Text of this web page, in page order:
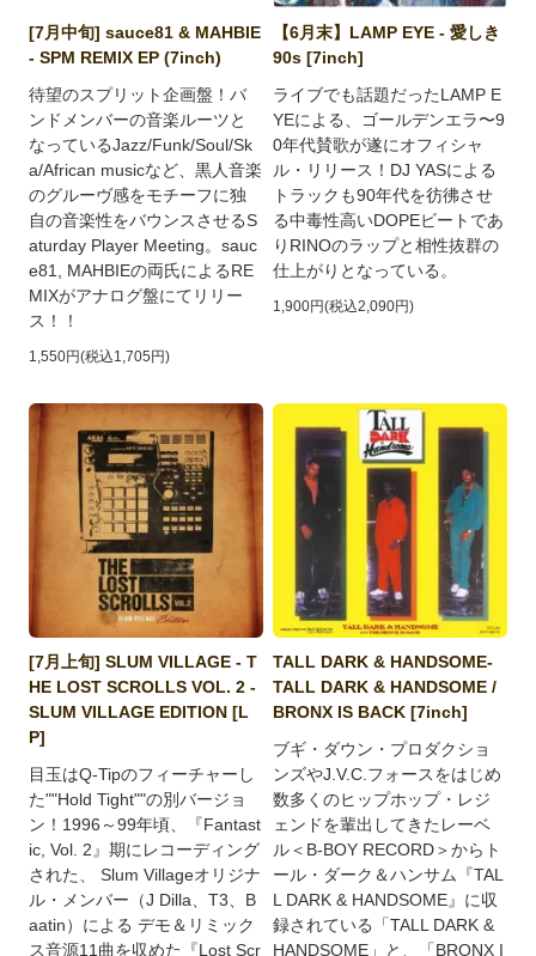
[7月中旬] sauce81 & MAHBIE
- SPM REMIX EP (7inch)
待望のスプリット企画盤！バ
ンドメンバーの音楽ルーツと
なっているJazz/Funk/Soul/Sk
a/African musicなど、黒人音楽
のグルーヴ感をモチーフに独
自の音楽性をバウンスさせるS
aturday Player Meeting。sauc
e81, MAHBIEの両氏によるRE
MIXがアナログ盤にてリリー
ス！！
1,550円(税込1,705円)
【6月末】LAMP EYE - 愛しき
90s [7inch]
ライブでも話題だったLAMP E
YEによる、ゴールデンエラ〜9
0年代賛歌が遂にオフィシャ
ル・リリース！DJ YASによる
トラックも90年代を彷彿させ
る中毒性高いDOPEビートであ
りRINOのラップと相性抜群の
仕上がりとなっている。
1,900円(税込2,090円)
[7月上旬] SLUM VILLAGE - T
HE LOST SCROLLS VOL. 2 -
SLUM VILLAGE EDITION [L
P]
目玉はQ-Tipのフィーチャーし
た""Hold Tight""の別バージョ
ン！1996～99年頃、『Fantast
ic, Vol. 2』期にレコーディング
された、 Slum Villageオリジナ
ル・メンバー（J Dilla、T3、B
aatin）による デモ＆リミック
ス音源11曲を収めた『Lost Scr
TALL DARK & HANDSOME-
TALL DARK & HANDSOME /
BRONX IS BACK [7inch]
ブギ・ダウン・プロダクショ
ンズやJ.V.C.フォースをはじめ
数多くのヒップホップ・レジ
ェンドを輩出してきたレーベ
ル＜B-BOY RECORD＞からト
ール・ダーク＆ハンサム『TAL
L DARK & HANDSOME』に収
録されている「TALL DARK &
HANDSOME」と、「BRONX I